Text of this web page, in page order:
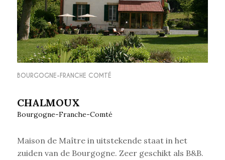
BOURGOGNE-FRANCHE COMTÉ
CHALMOUX
Bourgogne-Franche-Comté
Maison de Maître in uitstekende staat in het
zuiden van de Bourgogne. Zeer geschikt als B&B.